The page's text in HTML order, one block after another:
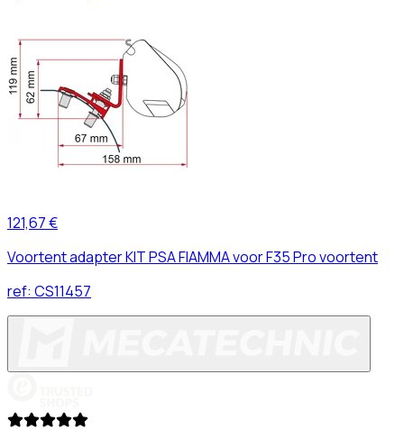
121,67 €
Voortent adapter KIT PSA FIAMMA voor F35 Pro voortent
ref: CS11457